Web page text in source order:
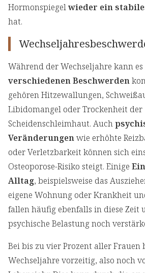
Hormonspiegelwieder ein
hat.
Während der Wechseljahre kann
verschiedenen Beschwerden
gehören Hitzewallungen,
Libidomangel oder Trockenheit der
Scheidenschleimhaut. Auch
Veränderungenwie erhöhte
oder Verletzbarkeit können sich
Osteoporose-Risiko steigt. Einige
Alltag, beispielsweise das
eigene Wohnung oder Krankheit
fallen häufig ebenfalls in diese Zeit
psychische Belastung noch
Bei bis zu vier Prozent aller Frauen
Wechseljahre vorzeitig, also noch